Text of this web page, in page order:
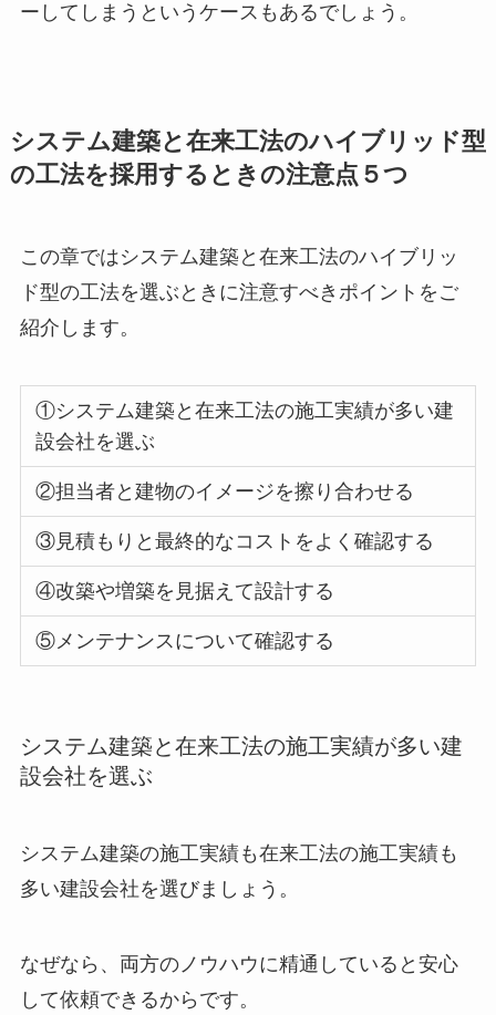
ーしてしまうというケースもあるでしょう。
システム建築と在来工法のハイブリッド型
の工法を採用するときの注意点５つ
この章ではシステム建築と在来工法のハイブリッ
ド型の工法を選ぶときに注意すべきポイントをご
紹介します。
①システム建築と在来工法の施工実績が多い建
設会社を選ぶ
②担当者と建物のイメージを擦り合わせる
③見積もりと最終的なコストをよく確認する
④改築や増築を見据えて設計する
⑤メンテナンスについて確認する
システム建築と在来工法の施工実績が多い建
設会社を選ぶ
システム建築の施工実績も在来工法の施工実績も
多い建設会社を選びましょう。
なぜなら、両方のノウハウに精通していると安心
して依頼できるからです。